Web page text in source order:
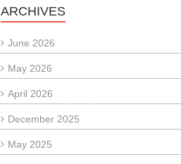
ARCHIVES
June 2026
May 2026
April 2026
December 2025
May 2025